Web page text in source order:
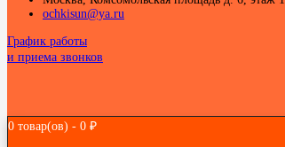
ochkisun@ya.ru
График работы
и приема звонков
0 товар(ов) - 0 ₽